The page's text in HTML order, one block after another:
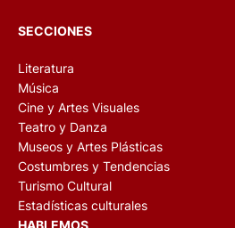
SECCIONES
Literatura
Música
Cine y Artes Visuales
Teatro y Danza
Museos y Artes Plásticas
Costumbres y Tendencias
Turismo Cultural
Estadísticas culturales